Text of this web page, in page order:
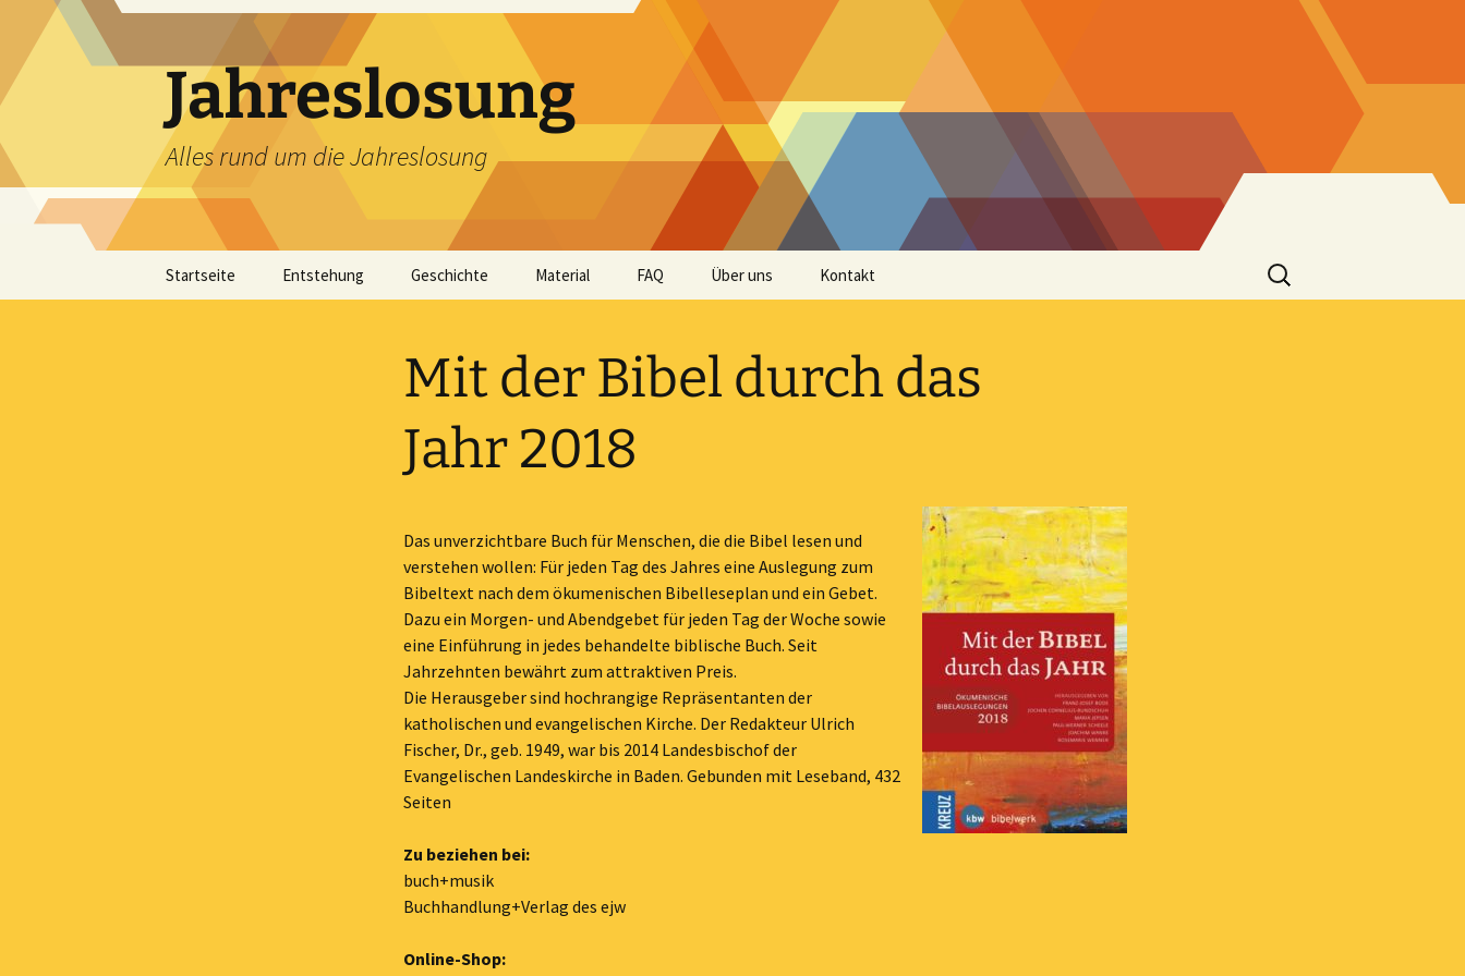
Inhalt
springen
Jahreslosung
Alles rund um die Jahreslosung
Startseite Entstehung Geschichte Material
Audio
Impulse und Predigten
Lieder
Monatssprüche
Noten
Video
Material 2027
Älteres Material
FAQ Über uns Kontakt
Suchen
nach:
Mit der Bibel durch das
Jahr 2018
Das unverzichtbare Buch für Menschen, die die Bibel lesen und
verstehen wollen: Für jeden Tag des Jahres eine Auslegung zum
Bibeltext nach dem ökumenischen Bibelleseplan und ein Gebet.
Dazu ein Morgen- und Abendgebet für jeden Tag der Woche sowie
eine Einführung in jedes behandelte biblische Buch. Seit
Jahrzehnten bewährt zum attraktiven Preis.
Die Herausgeber sind hochrangige Repräsentanten der
katholischen und evangelischen Kirche. Der Redakteur Ulrich
Fischer, Dr., geb. 1949, war bis 2014 Landesbischof der
Evangelischen Landeskirche in Baden. Gebunden mit Leseband, 432
Seiten
Zu beziehen bei:
buch+musik
Buchhandlung+Verlag des ejw
Online-Shop: